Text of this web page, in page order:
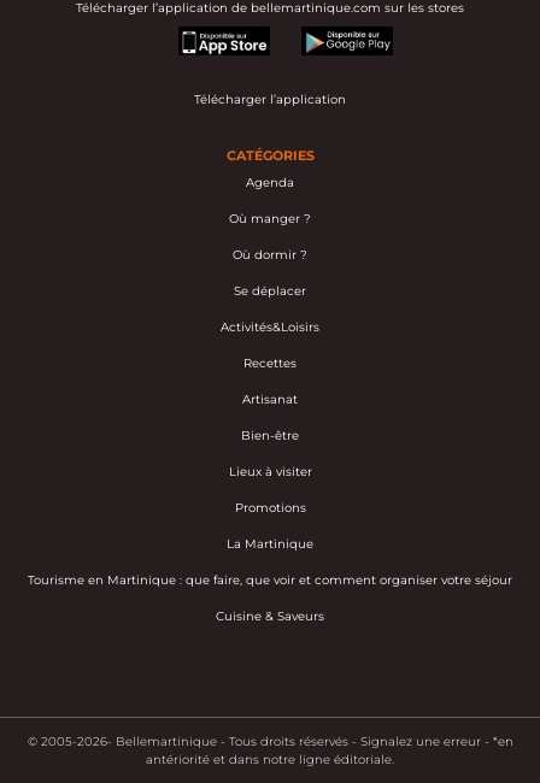
Télécharger l’application de bellemartinique.com sur les stores
appstore
googleplay
Télécharger l’application
CATÉGORIES
Agenda
Où manger ?
Où dormir ?
Se déplacer
Activités&Loisirs
Recettes
Artisanat
Bien-être
Lieux à visiter
Promotions
La Martinique
Tourisme en Martinique : que faire, que voir et comment organiser votre séjour
Cuisine & Saveurs
© 2005-2026- Bellemartinique - Tous droits réservés - Signalez une erreur - *en
antériorité et dans notre ligne éditoriale.